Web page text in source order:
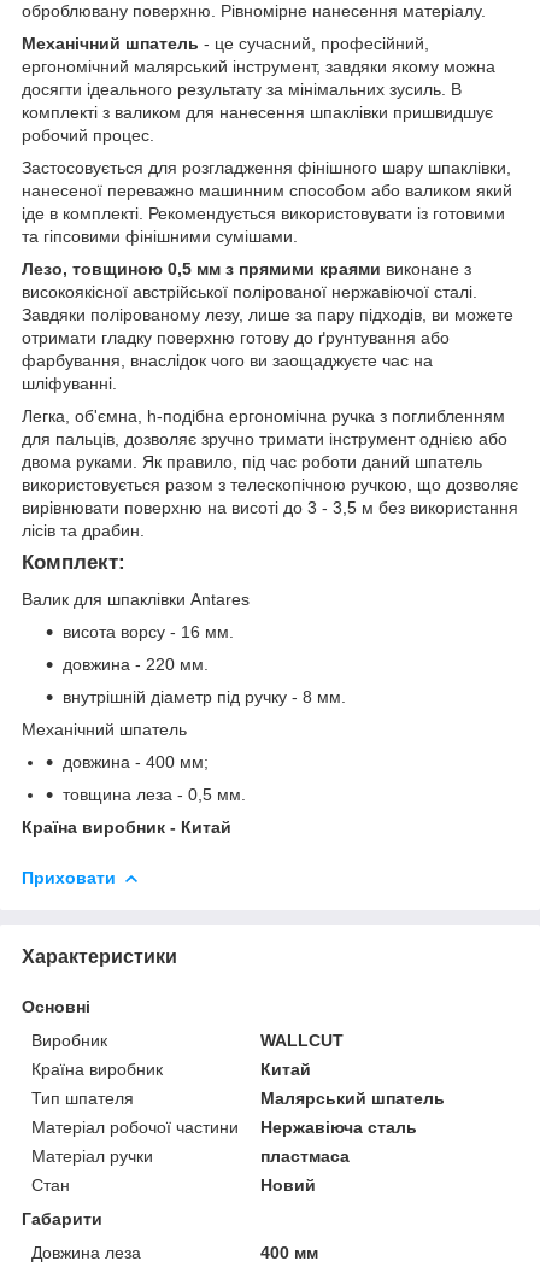
оброблювану поверхню. Рівномірне нанесення матеріалу.
Механічний шпатель - це сучасний, професійний,
ергономічний малярський інструмент, завдяки якому можна
досягти ідеального результату за мінімальних зусиль. В
комплекті з валиком для нанесення шпаклівки пришвидшує
робочий процес.
Застосовується для розгладження фінішного шару шпаклівки,
нанесеної переважно машинним способом або валиком який
іде в комплекті. Рекомендується використовувати із готовими
та гіпсовими фінішними сумішами.
Лезо, товщиною 0,5 мм з прямими краями виконане з
високоякісної австрійської полірованої нержавіючої сталі.
Завдяки полірованому лезу, лише за пару підходів, ви можете
отримати гладку поверхню готову до ґрунтування або
фарбування, внаслідок чого ви заощаджуєте час на
шліфуванні.
Легка, об'ємна, h-подібна ергономічна ручка з поглибленням
для пальців, дозволяє зручно тримати інструмент однією або
двома руками. Як правило, під час роботи даний шпатель
використовується разом з телескопічною ручкою, що дозволяє
вирівнювати поверхню на висоті до 3 - 3,5 м без використання
лісів та драбин.
Комплект:
Валик для шпаклівки Antares
висота ворсу - 16 мм.
довжина - 220 мм.
внутрішній діаметр під ручку - 8 мм.
Механічний шпатель
довжина - 400 мм;
товщина леза - 0,5 мм.
Країна виробник - Китай
Приховати
Характеристики
Основні
Виробник
WALLCUT
Країна виробник
Китай
Тип шпателя
Малярський шпатель
Матеріал робочої частини
Нержавіюча сталь
Матеріал ручки
пластмаса
Стан
Новий
Габарити
Довжина леза
400 мм